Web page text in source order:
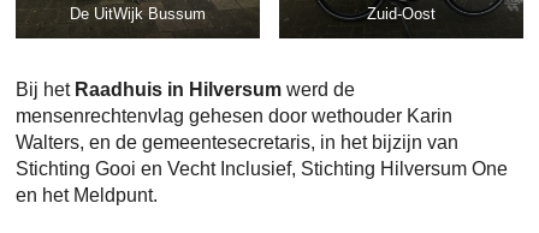
De UitWijk Bussum
Zuid-Oost
Bij het Raadhuis in Hilversumwerd de
mensenrechtenvlag gehesen door wethouder Karin
Walters, en de gemeentesecretaris, in het bijzijn van
Stichting Gooi en Vecht Inclusief, Stichting Hilversum One
en het Meldpunt.